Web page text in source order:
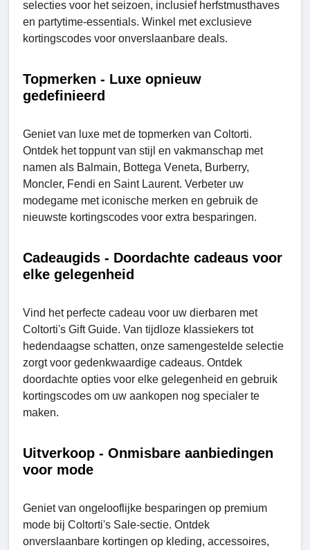
selecties voor het seizoen, inclusief herfstmusthaves
en partytime-essentials. Winkel met exclusieve
kortingscodes voor onverslaanbare deals.
Topmerken - Luxe opnieuw
gedefinieerd
Geniet van luxe met de topmerken van Coltorti.
Ontdek het toppunt van stijl en vakmanschap met
namen als Balmain, Bottеga Vеnеta, Burberry,
Monclеr, Fеndi en Saint Laurent. Verbeter uw
modegame met iconische merken en gebruik de
nieuwste kortingscodes voor extra besparingen.
Cadeaugids - Doordachte cadeaus voor
elke gelegenheid
Vind het perfecte cadeau voor uw dierbaren met
Coltorti's Gift Guide. Van tijdloze klassiekers tot
hedendaagse schatten, onze samengestelde selectie
zorgt voor gedenkwaardige cadeaus. Ontdek
doordachte opties voor elke gelegenheid en gebruik
kortingscodes om uw aankopen nog specialer te
maken.
Uitverkoop - Onmisbare aanbiedingen
voor mode
Geniet van ongelooflijke besparingen op premium
mode bij Coltorti's Sale-sectie. Ontdek
onverslaanbare kortingen op kleding, accessoires,